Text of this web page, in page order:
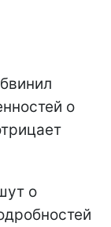
о
о